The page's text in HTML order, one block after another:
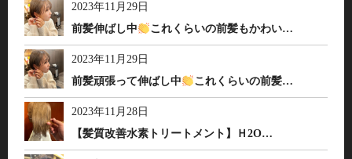
2023年11月29日
前髪伸ばし中
これくらいの前髪もかわい…
2023年11月29日
前髪頑張って伸ばし中
これくらいの前髪…
2023年11月28日
【髪質改善水素トリートメント】Ｈ2O…